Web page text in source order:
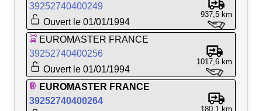
39252740400249
Ouvert le 01/01/1994
937,5 km
EUROMASTER FRANCE
39252740400256
Ouvert le 01/01/1994
1017,6 km
EUROMASTER FRANCE
39252740400264
180,1 km